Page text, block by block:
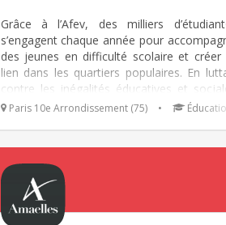
droit, le dessin...
Grâce à l’Afev, des milliers
s’engagent chaque année pour
des jeunes en difficulté scolaire et créer
lien dans les quartiers populaires. En
contre les inégalités éducatives et
ils·elles agissent pour une société plus
Paris 10e Arrondissement (75) •